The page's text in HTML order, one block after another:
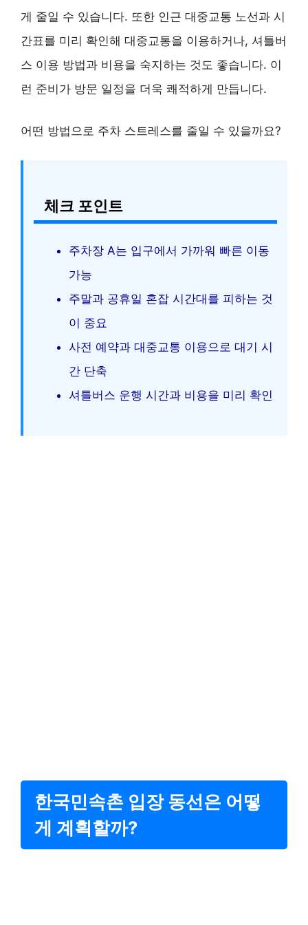
게 줄일 수 있습니다. 또한 인근 대중교통 노선과 시
간표를 미리 확인해 대중교통을 이용하거나, 셔틀버
스 이용 방법과 비용을 숙지하는 것도 좋습니다. 이
런 준비가 방문 일정을 더욱 쾌적하게 만듭니다.
어떤 방법으로 주차 스트레스를 줄일 수 있을까요?
체크 포인트
주차장 A는 입구에서 가까워 빠른 이동
가능
주말과 공휴일 혼잡 시간대를 피하는 것
이 중요
사전 예약과 대중교통 이용으로 대기 시
간 단축
셔틀버스 운행 시간과 비용을 미리 확인
한국민속촌 입장 동선은 어떻
게 계획할까?